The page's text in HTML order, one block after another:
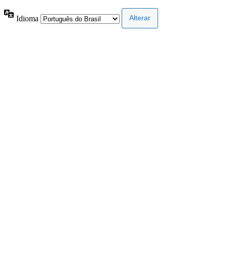
Idioma